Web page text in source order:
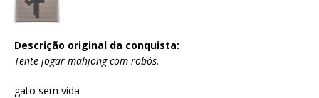
Descrição original da conquista:
Tente jogar mahjong com robôs.
gato sem vida